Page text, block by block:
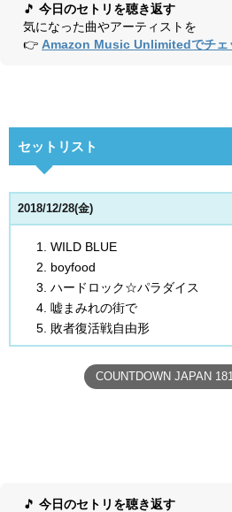
🎵 今日のセトリを聴き返す
気になった曲やアーティストを
👉 Amazon Music Unlimitedでチェ
セットリスト
2018/12/28(金)
WILD BLUE
boyfood
ハードロック☆パラダイス
嘘まみれの街で
敗者復活戦自由形
COUNTDOWN JAPAN
🎵 今日のセトリを聴き返す